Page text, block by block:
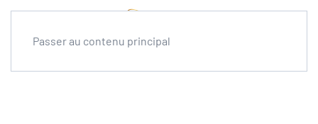
Passer au contenu principal